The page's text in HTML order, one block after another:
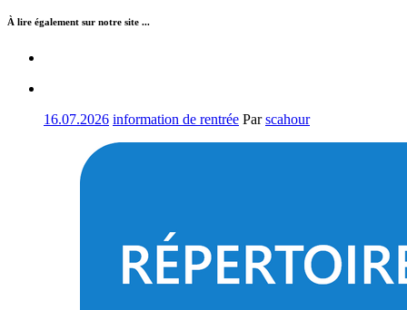
À lire également sur notre site ...
16.07.2026 information de rentrée Parscahour